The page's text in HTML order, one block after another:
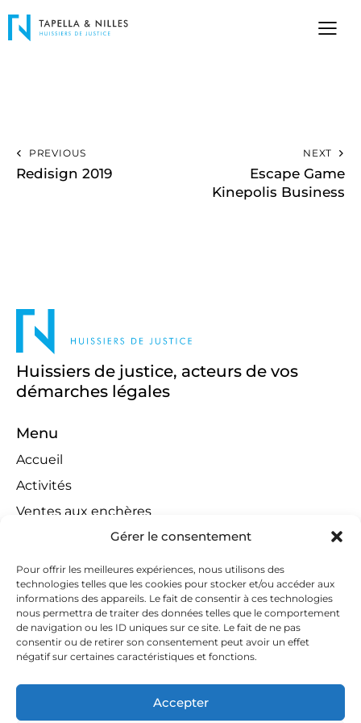
Gérer le consentement
Pour offrir les meilleures expériences, nous utilisons des
technologies telles que les cookies pour stocker et/ou accéder aux
informations des appareils. Le fait de consentir à ces technologies
nous permettra de traiter des données telles que le comportement
de navigation ou les ID uniques sur ce site. Le fait de ne pas
consentir ou de retirer son consentement peut avoir un effet
négatif sur certaines caractéristiques et fonctions.
Accepter
PREVIOUS
Redisign 2019
NEXT
Escape Game
Kinepolis Business
Huissiers de justice, acteurs de vos
démarches légales
Menu
Accueil
Activités
Ventes aux enchères
Compétences territoriales
Jeux concours
Liens
Contact
Contactez-nous
huissiers@tapella-nilles.lu